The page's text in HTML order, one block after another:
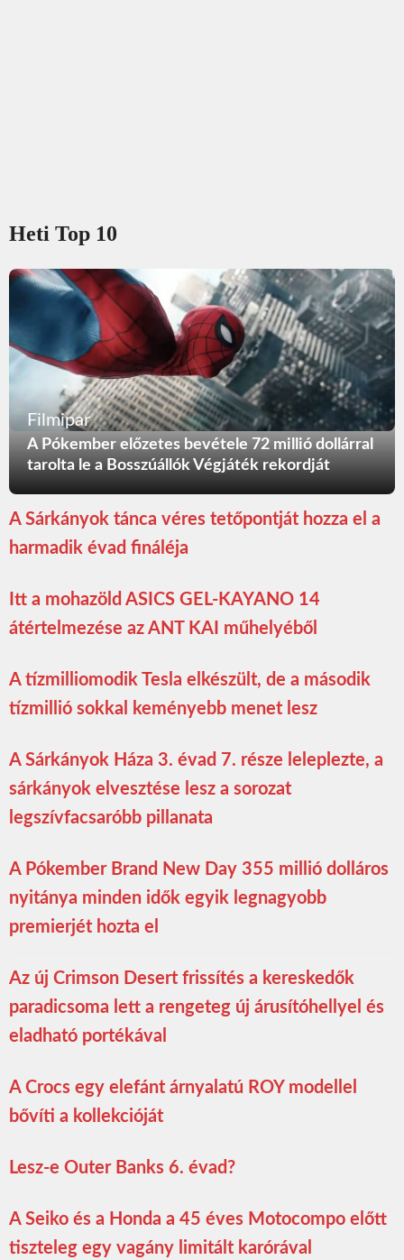
Heti Top 10
Filmipar
A Pókember előzetes bevétele 72 millió dollárral
tarolta le a Bosszúállók Végjáték rekordját
A Sárkányok tánca véres tetőpontját hozza el a
harmadik évad fináléja
Itt a mohazöld ASICS GEL-KAYANO 14
átértelmezése az ANT KAI műhelyéből
A tízmilliomodik Tesla elkészült, de a második
tízmillió sokkal keményebb menet lesz
A Sárkányok Háza 3. évad 7. része leleplezte, a
sárkányok elvesztése lesz a sorozat
legszívfacsaróbb pillanata
A Pókember Brand New Day 355 millió dolláros
nyitánya minden idők egyik legnagyobb
premierjét hozta el
Az új Crimson Desert frissítés a kereskedők
paradicsoma lett a rengeteg új árusítóhellyel és
eladható portékával
A Crocs egy elefánt árnyalatú ROY modellel
bővíti a kollekcióját
Lesz-e Outer Banks 6. évad?
A Seiko és a Honda a 45 éves Motocompo előtt
tiszteleg egy vagány limitált karórával